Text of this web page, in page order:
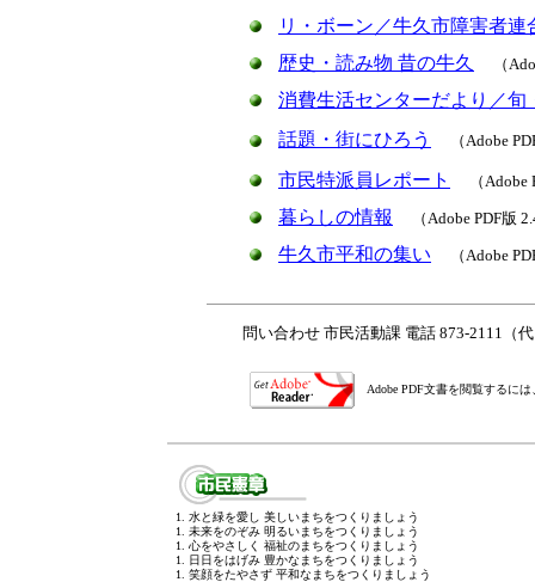
リ・ボーン／牛久市障害者連
歴史・読み物 昔の牛久
（
消費生活センターだより／旬
話題・街にひろう
（Adobe
市民特派員レポート （
暮らしの情報 （Adobe PDF版
牛久市平和の集い （Adobe
問い合わせ 市民活動課 電話 873-2111
Adobe PDF文書を閲覧するに
1. 水と緑を愛し 美しいまちをつくりましょう
1. 未来をのぞみ 明るいまちをつくりましょう
1. 心をやさしく 福祉のまちをつくりましょう
1. 日日をはげみ 豊かなまちをつくりましょう
1. 笑顔をたやさず 平和なまちをつくりましょう